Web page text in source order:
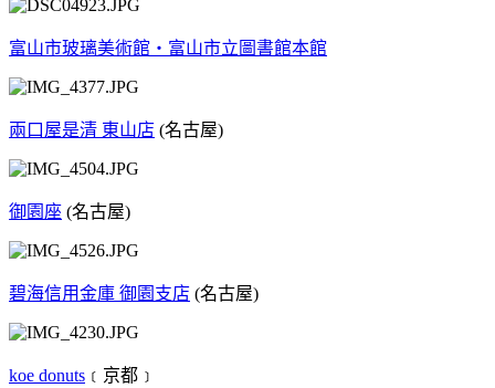
富山市玻璃美術館‧富山市立圖書館本館
兩口屋是清 東山店 (名古屋)
御園座 (名古屋)
碧海信用金庫 御園支店 (名古屋)
koe donuts ﹝京都﹞